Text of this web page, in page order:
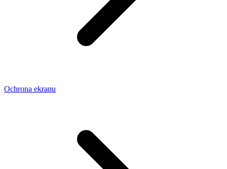
Ochrona ekranu